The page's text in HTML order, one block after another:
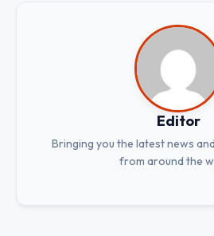
Editor
Bringing you the latest news
from around the